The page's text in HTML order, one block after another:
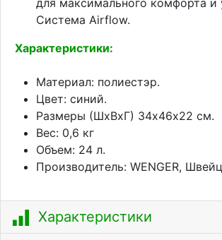
Система Airflow.
Характеристики:
Материал: полиестэр.
Цвет: синий.
Размеры (ШхВхГ) 34х46х22 см.
Вес: 0,6 кг
Объем: 24 л.
Производитель: WENGER,
Характеристики